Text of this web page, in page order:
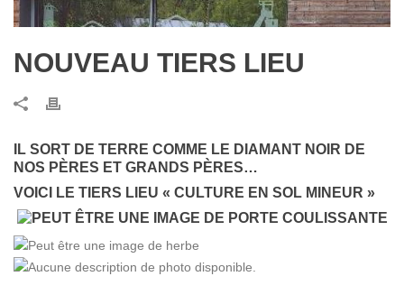
NOUVEAU TIERS LIEU
IL SORT DE TERRE COMME LE DIAMANT NOIR DE
NOS PÈRES ET GRANDS PÈRES…
VOICI LE TIERS LIEU « CULTURE EN SOL MINEUR »